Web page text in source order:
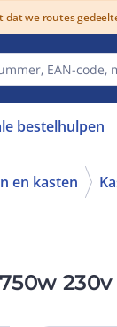
we routes
bestelhulpen
en kasten